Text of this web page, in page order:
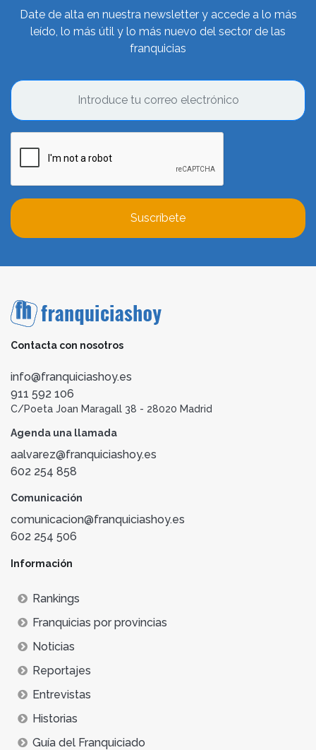
Date de alta en nuestra newsletter y accede a lo más
leído, lo más útil y lo más nuevo del sector de las
franquicias
Suscríbete
Contacta con nosotros
info@franquiciashoy.es
911 592 106
C/Poeta Joan Maragall 38 - 28020 Madrid
Agenda una llamada
aalvarez@franquiciashoy.es
602 254 858
Comunicación
comunicacion@franquiciashoy.es
602 254 506
Información
Rankings
Franquicias por provincias
Noticias
Reportajes
Entrevistas
Historias
Guía del Franquiciado